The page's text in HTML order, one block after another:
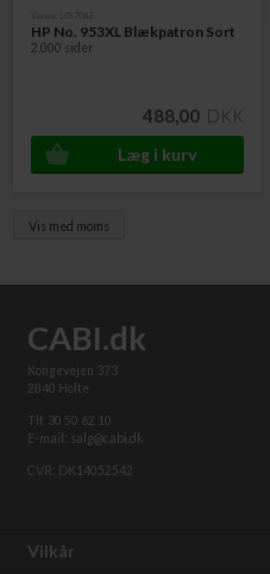
HP No. 953XL Blækpatron Sort
2.000 sider
488,00 DKK
Vis med moms
CABI.dk
Kongevejen 373
2840 Holte
Tlf. 30 50 62 10
E-mail: salg@cabi.dk
CVR: DK14052542
Vilkår